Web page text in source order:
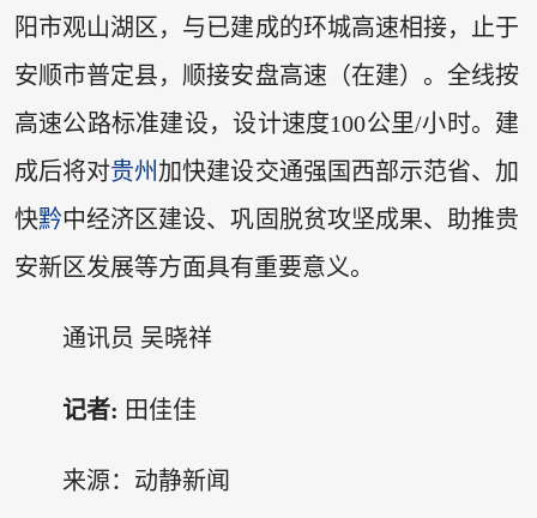
阳市观山湖区，与已建成的环城高速相接，止于
安顺市普定县，顺接安盘高速（在建）。全线按
高速公路标准建设，设计速度100公里/小时。建
成后将对贵州 加快建设交通强国西部示范省、加
快黔中经济区建设、巩固脱贫攻坚成果、助推贵
安新区发展等方面具有重要意义。
通讯员 吴晓祥
记者: 田佳佳
来源：动静新闻